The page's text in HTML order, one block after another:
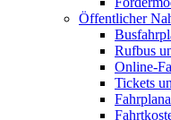
Öffentlicher
Rufbus
Online-
Tickets